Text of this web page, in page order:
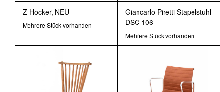
Z-Hocker, NEU
Mehrere Stück vorhanden
Giancarlo Piretti Stapelstuhl
DSC 106
Mehrere Stück vorhanden